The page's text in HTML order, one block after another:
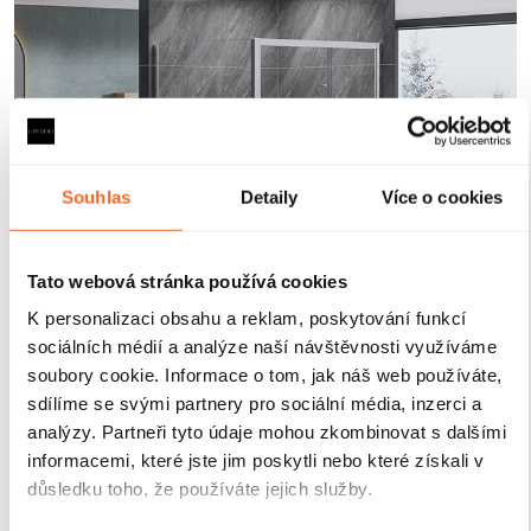
Souhlas Detaily Více o cookies
Tato webová stránka používá cookies
K personalizaci obsahu a reklam, poskytování funkcí
sociálních médií a analýze naší návštěvnosti využíváme
soubory cookie. Informace o tom, jak náš web používáte,
sdílíme se svými partnery pro sociální média, inzerci a
analýzy. Partneři tyto údaje mohou zkombinovat s dalšími
informacemi, které jste jim poskytli nebo které získali v
důsledku toho, že používáte jejich služby.
Magnetické lišty
Zavírání pomocí magnetických lištpevně drží